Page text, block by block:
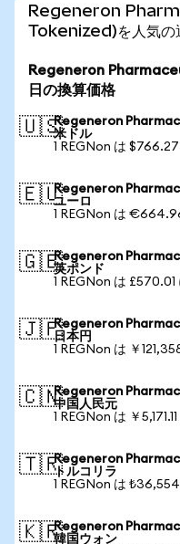
Regeneron
Tokenized)を人気の
Regeneron
日の換算価格
🇺🇸Regeneron
米ドル
1 REGNon は
🇪🇺Regeneron
ユーロ
1 REGNon は
🇬🇧Regeneron
英ポンド
1 REGNon は £570.01
🇯🇵Regeneron
日本円
1 REGNon は ￥
🇨🇳Regeneron
中国人民元
1 REGNon は ￥
🇹🇷Regeneron
トルコリラ
1 REGNon は
🇰🇷Regeneron
韓国ウォン